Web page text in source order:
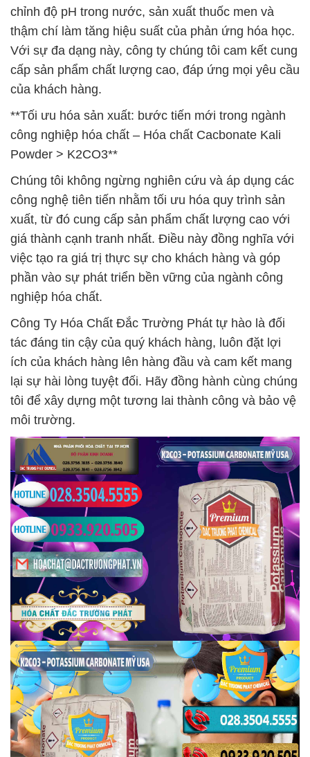
chỉnh độ pH trong nước, sản xuất thuốc men và
thậm chí làm tăng hiệu suất của phản ứng hóa học.
Với sự đa dạng này, công ty chúng tôi cam kết cung
cấp sản phẩm chất lượng cao, đáp ứng mọi yêu cầu
của khách hàng.
**Tối ưu hóa sản xuất: bước tiến mới trong ngành
công nghiệp hóa chất – Hóa chất Cacbonate Kali
Powder > K2CO3**
Chúng tôi không ngừng nghiên cứu và áp dụng các
công nghệ tiên tiến nhằm tối ưu hóa quy trình sản
xuất, từ đó cung cấp sản phẩm chất lượng cao với
giá thành cạnh tranh nhất. Điều này đồng nghĩa với
việc tạo ra giá trị thực sự cho khách hàng và góp
phần vào sự phát triển bền vững của ngành công
nghiệp hóa chất.
Công Ty Hóa Chất Đắc Trường Phát tự hào là đối
tác đáng tin cậy của quý khách hàng, luôn đặt lợi
ích của khách hàng lên hàng đầu và cam kết mang
lại sự hài lòng tuyệt đối. Hãy đồng hành cùng chúng
tôi để xây dựng một tương lai thành công và bảo vệ
môi trường.